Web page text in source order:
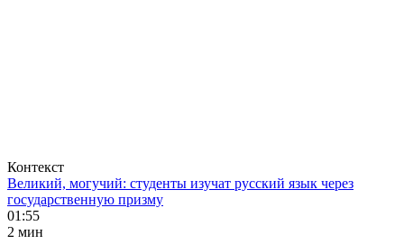
Контекст
Великий, могучий: студенты изучат русский язык через
государственную призму
01:55
2 мин